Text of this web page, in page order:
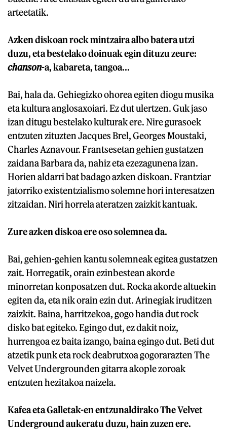
arteetatik.
Azken diskoan rock mintzaira albo batera utzi
duzu, eta bestelako doinuak egin dituzu zeure:
chanson-a, kabareta, tangoa...
Bai, hala da. Gehiegizko ohorea egiten diogu musika
eta kultura anglosaxoiari. Ez dut ulertzen. Guk jaso
izan ditugu bestelako kulturak ere. Nire gurasoek
entzuten zituzten Jacques Brel, Georges Moustaki,
Charles Aznavour. Frantsesetan gehien gustatzen
zaidana Barbara da, nahiz eta ezezagunena izan.
Horien aldarri bat badago azken diskoan. Frantziar
jatorriko existentzialismo solemne hori interesatzen
zitzaidan. Niri horrela ateratzen zaizkit kantuak.
Zure azken diskoa ere oso solemnea da.
Bai, gehien-gehien kantu solemneak egitea gustatzen
zait. Horregatik, orain ezinbestean akorde
minorretan konposatzen dut. Rocka akorde altuekin
egiten da, eta nik orain ezin dut. Arinegiak iruditzen
zaizkit. Baina, harritzekoa, gogo handia dut rock
disko bat egiteko. Egingo dut, ez dakit noiz,
hurrengoa ez baita izango, baina egingo dut. Beti dut
atzetik punk eta rock deabrutxoa gogorarazten The
Velvet Undergrounden gitarra akople zoroak
entzuten hezitakoa naizela.
Kafea eta Galletak-en entzunaldirako The Velvet
Underground aukeratu duzu, hain zuzen ere.